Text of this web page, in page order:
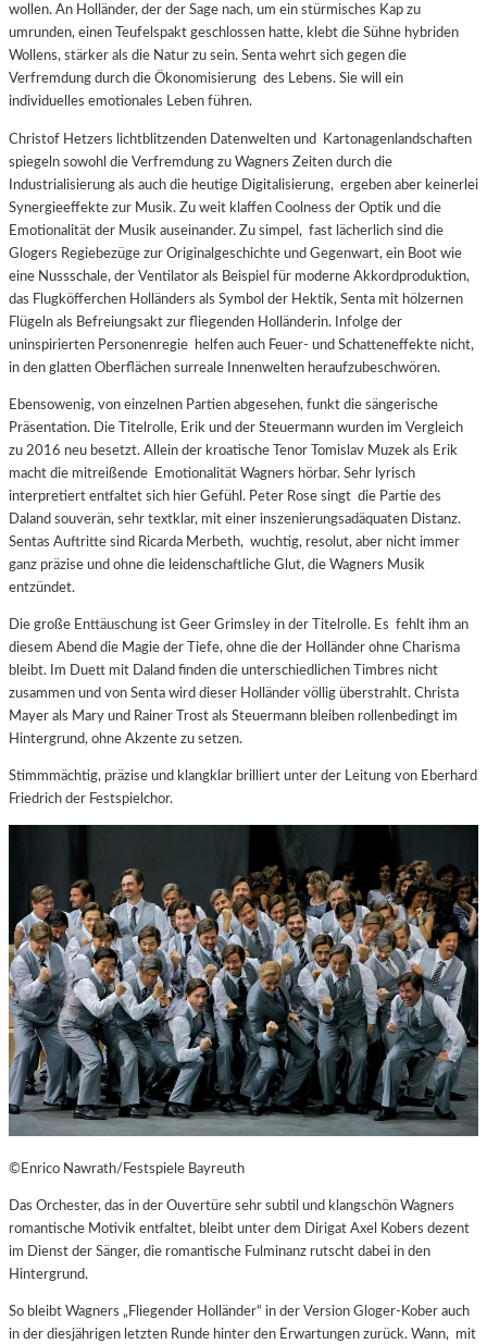
wollen. An Holländer, der der Sage nach, um ein stürmisches Kap zu
umrunden, einen Teufelspakt geschlossen hatte, klebt die Sühne hybriden
Wollens, stärker als die Natur zu sein. Senta wehrt sich gegen die
Verfremdung durch die Ökonomisierung des Lebens. Sie will ein
individuelles emotionales Leben führen.
Christof Hetzers lichtblitzenden Datenwelten und Kartonagenlandschaften
spiegeln sowohl die Verfremdung zu Wagners Zeiten durch die
Industrialisierung als auch die heutige Digitalisierung, ergeben aber keinerlei
Synergieeffekte zur Musik. Zu weit klaffen Coolness der Optik und die
Emotionalität der Musik auseinander. Zu simpel, fast lächerlich sind die
Glogers Regiebezüge zur Originalgeschichte und Gegenwart, ein Boot wie
eine Nussschale, der Ventilator als Beispiel für moderne Akkordproduktion,
das Flugköfferchen Holländers als Symbol der Hektik, Senta mit hölzernen
Flügeln als Befreiungsakt zur fliegenden Holländerin. Infolge der
uninspirierten Personenregie helfen auch Feuer- und Schatteneffekte nicht,
in den glatten Oberflächen surreale Innenwelten heraufzubeschwören.
Ebensowenig, von einzelnen Partien abgesehen, funkt die sängerische
Präsentation. Die Titelrolle, Erik und der Steuermann wurden im Vergleich
zu 2016 neu besetzt. Allein der kroatische Tenor Tomislav Muzek als Erik
macht die mitreißende Emotionalität Wagners hörbar. Sehr lyrisch
interpretiert entfaltet sich hier Gefühl. Peter Rose singt die Partie des
Daland souverän, sehr textklar, mit einer inszenierungsadäquaten Distanz.
Sentas Auftritte sind Ricarda Merbeth, wuchtig, resolut, aber nicht immer
ganz präzise und ohne die leidenschaftliche Glut, die Wagners Musik
entzündet.
Die große Enttäuschung ist Geer Grimsley in der Titelrolle. Es fehlt ihm an
diesem Abend die Magie der Tiefe, ohne die der Holländer ohne Charisma
bleibt. Im Duett mit Daland finden die unterschiedlichen Timbres nicht
zusammen und von Senta wird dieser Holländer völlig überstrahlt. Christa
Mayer als Mary und Rainer Trost als Steuermann bleiben rollenbedingt im
Hintergrund, ohne Akzente zu setzen.
Stimmmächtig, präzise und klangklar brilliert unter der Leitung von Eberhard
Friedrich der Festspielchor.
©Enrico Nawrath/Festspiele Bayreuth
Das Orchester, das in der Ouvertüre sehr subtil und klangschön Wagners
romantische Motivik entfaltet, bleibt unter dem Dirigat Axel Kobers dezent
im Dienst der Sänger, die romantische Fulminanz rutscht dabei in den
Hintergrund.
So bleibt Wagners „Fliegender Holländer“ in der Version Gloger-Kober auch
in der diesjährigen letzten Runde hinter den Erwartungen zurück. Wann, mit